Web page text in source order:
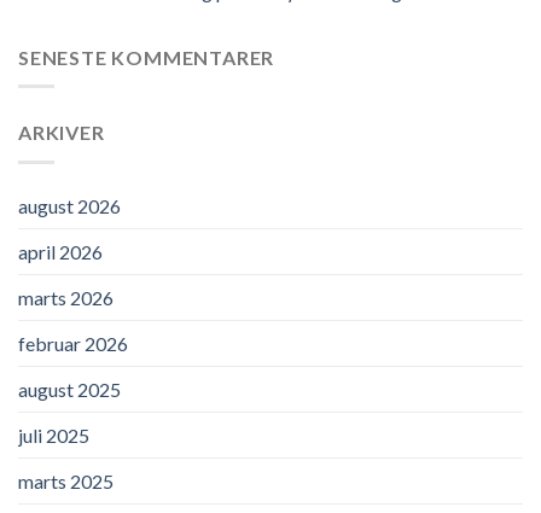
SENESTE KOMMENTARER
ARKIVER
august 2026
april 2026
marts 2026
februar 2026
august 2025
juli 2025
marts 2025